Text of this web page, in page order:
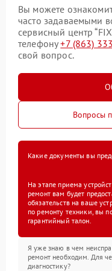
Вы можете
часто задаваемыми
сервисный центр
телефону+7 (863)
свой вопрос.
Вопросы
Какие документы вы
На этапе приема
ремонт вам будет
обязательств на ваше
по ремонту техники, вы
гарантийный талон.
Я уже знаю в чем
ремонт необходим. Для
диагностику?